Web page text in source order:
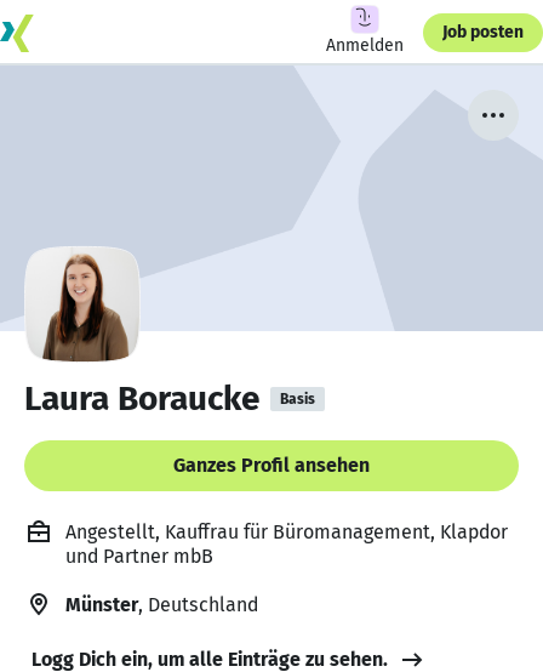
Anmelden
Job posten
Laura Boraucke Basis
Ganzes Profil ansehen
Angestellt, Kauffrau für Büromanagement, Klapdor
und Partner mbB
Münster, Deutschland
Logg Dich ein, um alle Einträge zu sehen.